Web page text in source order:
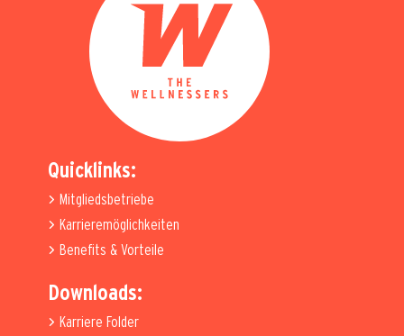
Quicklinks:
Mitgliedsbetriebe
Karrieremöglichkeiten
Benefits & Vorteile
Downloads:
Karriere Folder